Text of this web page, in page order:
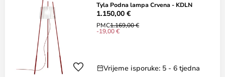
Tyla Podna lampa Crvena - KDLN
1.150,00 €
PMC1.169,00 €
-19,00 €
Vrijeme isporuke: 5 - 6 tjedna